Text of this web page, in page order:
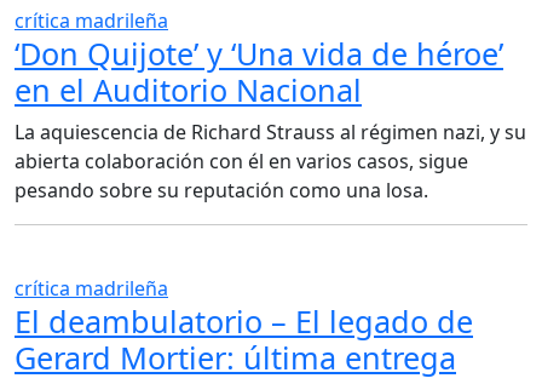
crítica madrileña
‘Don Quijote’ y ‘Una vida de héroe’
en el Auditorio Nacional
La aquiescencia de Richard Strauss al régimen nazi, y su
abierta colaboración con él en varios casos, sigue
pesando sobre su reputación como una losa.
crítica madrileña
El deambulatorio – El legado de
Gerard Mortier: última entrega